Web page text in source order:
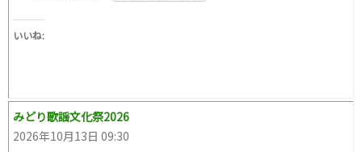
いいね:
みどり歌謡文化祭2026
2026年10月13日 09:30